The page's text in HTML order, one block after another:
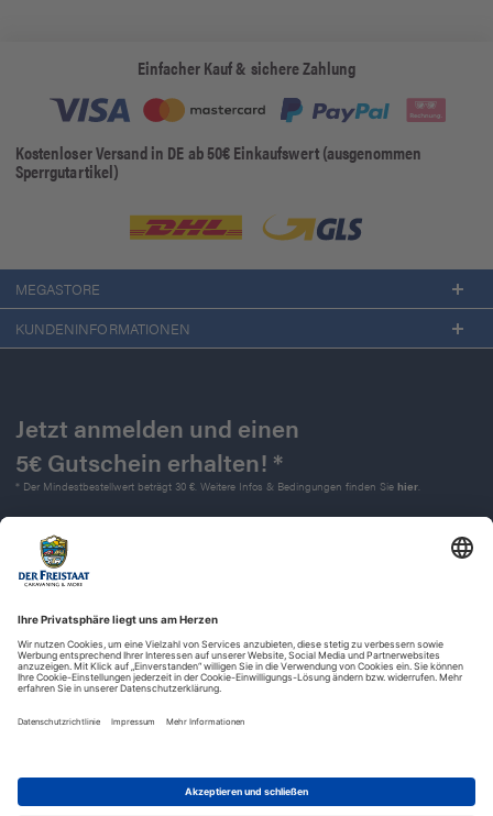
Einfacher Kauf & sichere Zahlung
Kostenloser Versand in DE ab 50€ Einkaufswert (ausgenommen
Sperrgutartikel)
MEGASTORE
KUNDENINFORMATIONEN
Jetzt anmelden und einen
5€ Gutschein erhalten! *
* Der Mindestbestellwert beträgt 30 €. Weitere Infos & Bedingungen finden Sie hier.